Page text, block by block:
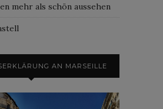
mehr als schön aussehen
AN MARSEILLE